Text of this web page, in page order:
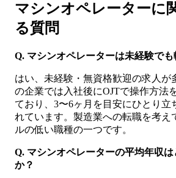
マシンオペレーターに
る質問
Q. マシンオペレーターは未経験でも
はい、未経験・無資格歓迎の求人が
の企業では入社後にOJTで操作方法
ており、3〜6ヶ月を目安にひとり立
れています。製造業への転職を考え
ルの低い職種の一つです。
Q. マシンオペレーターの平均年収
か？